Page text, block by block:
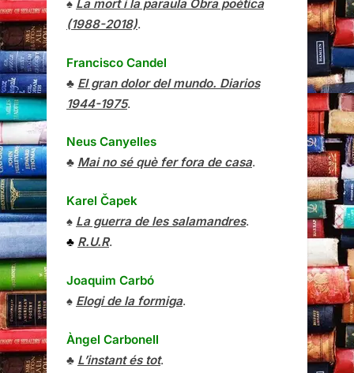
♠ La mort i la paraula Obra poètica
(1988-2018).
Francisco Candel
♣ El gran dolor del mundo. Diarios
1944-1975.
Neus Canyelles
♣ Mai no sé què fer fora de casa.
Karel Čapek
♠ La guerra de les salamandres.
♣ R.U.R.
Joaquim Carbó
♠ Elogi de la formiga.
Àngel Carbonell
♣ L’instant és tot.